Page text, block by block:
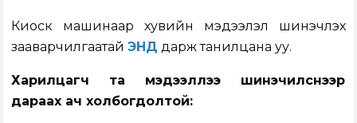
Киоск машинаар хувийн мэдээлэл шинэчлэх
зааварчилгаатайЭНД дарж танилцана уу.
Харилцагч та мэдээллээ шинэчилснээр
дараах ач холбогдолтой: